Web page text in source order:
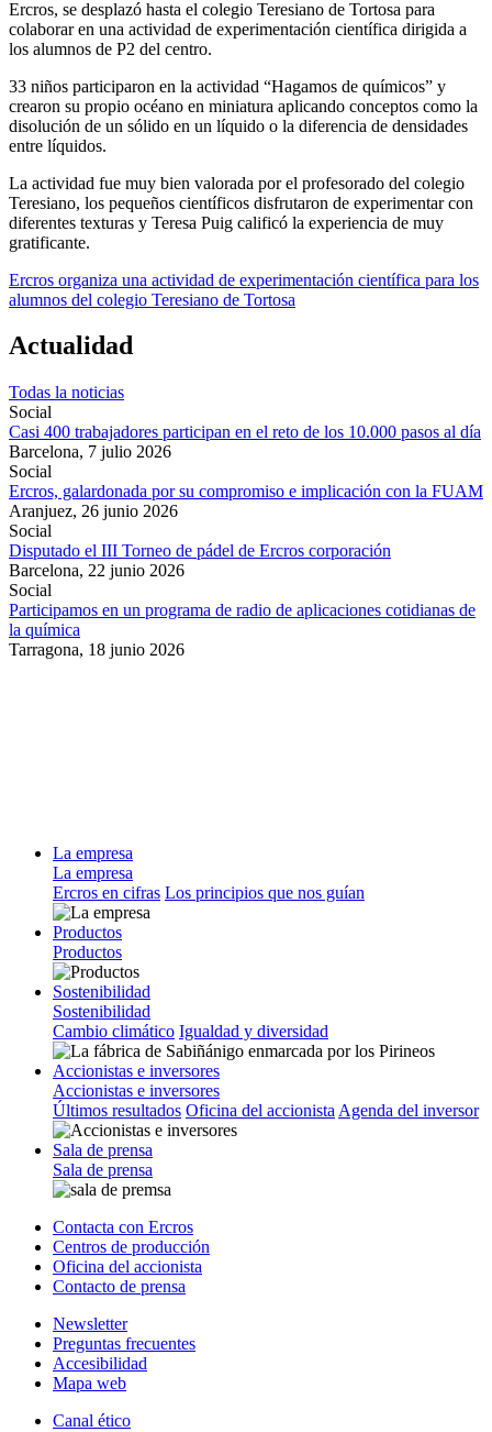
Ercros, se desplazó hasta el colegio Teresiano de Tortosa para
colaborar en una actividad de experimentación científica dirigida a
los alumnos de P2 del centro.
33 niños participaron en la actividad “Hagamos de químicos” y
crearon su propio océano en miniatura aplicando conceptos como la
disolución de un sólido en un líquido o la diferencia de densidades
entre líquidos.
La actividad fue muy bien valorada por el profesorado del colegio
Teresiano, los pequeños científicos disfrutaron de experimentar con
diferentes texturas y Teresa Puig calificó la experiencia de muy
gratificante.
Ercros organiza una actividad de experimentación científica para los
alumnos del colegio Teresiano de Tortosa
Actualidad
Todas la noticias
Social
Casi 400 trabajadores participan en el reto de los 10.000 pasos al día
Barcelona, 7 julio 2026
Social
Ercros, galardonada por su compromiso e implicación con la FUAM
Aranjuez, 26 junio 2026
Social
Disputado el III Torneo de pádel de Ercros corporación
Barcelona, 22 junio 2026
Social
Participamos en un programa de radio de aplicaciones cotidianas de
la química
Tarragona, 18 junio 2026
La empresa
La empresa
Ercros en cifras Los principios que nos guían
Productos
Productos
Sostenibilidad
Sostenibilidad
Cambio climático Igualdad y diversidad
Accionistas e inversores
Accionistas e inversores
Últimos resultados Oficina del accionista Agenda del inversor
Sala de prensa
Sala de prensa
Contacta con Ercros
Centros de producción
Oficina del accionista
Contacto de prensa
Newsletter
Preguntas frecuentes
Accesibilidad
Mapa web
Canal ético